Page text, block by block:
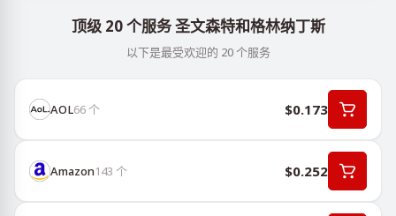
顶级 20 个服务 圣文森特和格林纳丁斯
以下是最受欢迎的 20 个服务
AOL66个 $0.173
Amazon143 个 $0.252